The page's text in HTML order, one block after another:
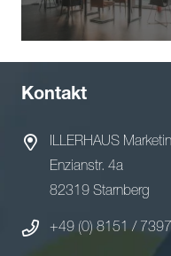
Kontakt
ILLERHAUS
Enzianstr. 4a
82319 Starnberg
+49 (0) 8151 /